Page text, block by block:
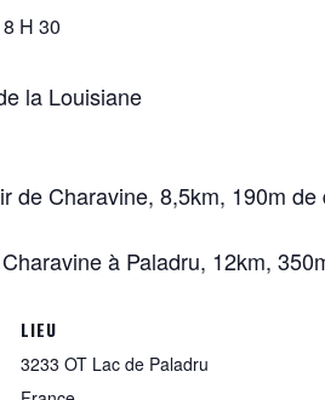
H 30
la Louisiane
de Charavine, 8,5km, 190m de
à Paladru, 12km,
LIEU
3233 OT Lac de Paladru